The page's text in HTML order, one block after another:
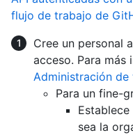
flujo de trabajo de
Cree un personal
acceso. Para más
Administración de
Para un fine-
sea la